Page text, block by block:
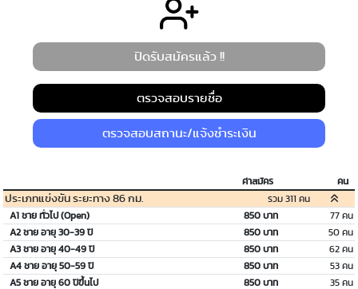
ปิดรับสมัครแล้ว !!
ตรวจสอบรายชื่อ
ตรวจสอบสถานะ/แจ้งชำระเงิน
ค่าสมัคร คน
ประเภทแข่งขัน ระยะทาง 86 กม.
รวม 311 คน
A1 ชาย ทั่วไป (Open)
850 บาท
77 คน
A2 ชาย อายุ 30-39 ปี
850 บาท
50 คน
A3 ชาย อายุ 40-49 ปี
850 บาท
62 คน
A4 ชาย อายุ 50-59 ปี
850 บาท
53 คน
A5 ชาย อายุ 60 ปีขึ้นไป
850 บาท
35 คน